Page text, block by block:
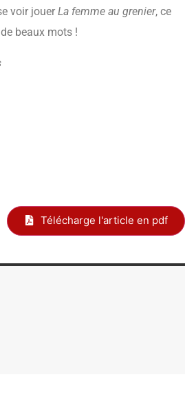
voir jouer La femme au grenier, ce
beaux mots !
Télécharge l'article en pdf